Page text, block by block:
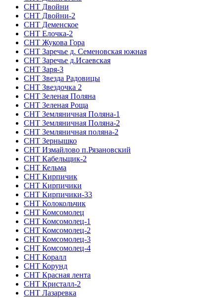
СНТ Двойни
СНТ Двойни-2
СНТ Деменское
СНТ Елочка-2
СНТ Жукова Гора
СНТ Заречье д. Семеновская южная
СНТ Заречье д.Исаевская
СНТ Заря-3
СНТ Звезда Радовицы
СНТ Звездочка 2
СНТ Зеленая Поляна
СНТ Зеленая Роща
СНТ Земляничная Поляна-1
СНТ Земляничная Поляна-2
СНТ Земляничная поляна-2
СНТ Зернышко
СНТ Измайлово п.Рязановский
СНТ Кабельщик-2
СНТ Кельма
СНТ Кирпичик
СНТ Кирпичики
СНТ Кирпичики-33
СНТ Колокольчик
СНТ Комсомолец
СНТ Комсомолец-1
СНТ Комсомолец-2
СНТ Комсомолец-3
СНТ Комсомолец-4
СНТ Коралл
СНТ Корунд
СНТ Красная лента
СНТ Кристалл-2
СНТ Лазаревка